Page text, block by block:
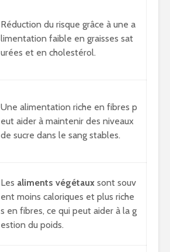
Réduction du risque grâce à une a
limentation faible en graisses sat
urées et en cholestérol.
Une alimentation riche en fibres p
eut aider à maintenir des niveaux
de sucre dans le sang stables.
Les aliments végétaux sont souv
ent moins caloriques et plus riche
s en fibres, ce qui peut aider à la g
estion du poids.